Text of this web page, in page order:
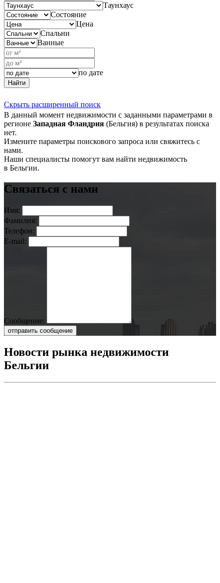
Таунхаус
Состояние
Цена
Спальни
Ванные
по дате
Найти
Скрыть расширенный поиск
В данный момент недвижимости с заданными параметрами в
регионе Западная Фландрия (Бельгия) в результатах поиска
нет.
Измените параметры поискового запроса или свяжитесь с
нами.
Наши специалисты помогут вам найти недвижимость
в Бельгии.
Связаться с нами
Имя:
Фамилия:
Телефон:
E-mail:
Сообщение:
отправить сообщение
Новости рынка недвижимости
Бельгии